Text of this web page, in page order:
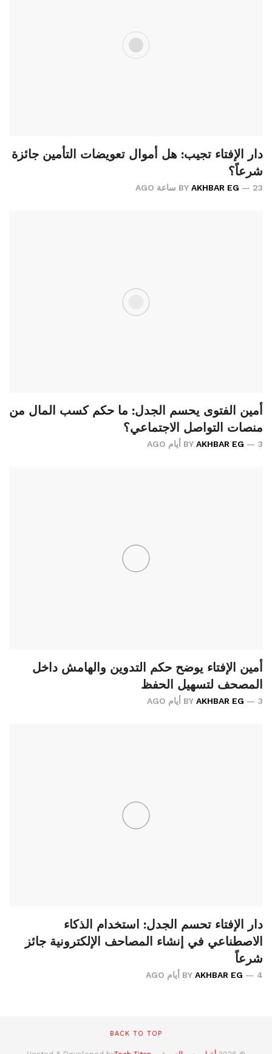
دار الإفتاء تجيب: هل أموال تعويضات التأمين جائزة
شرعاً؟
BY AKHBAR EG 23 ساعة AGO
أمين الفتوى يحسم الجدل: ما حكم كسب المال من
منصات التواصل الاجتماعي؟
BY AKHBAR EG 3 أيام AGO
أمين الإفتاء يوضح حكم التدوين والهامش داخل
المصحف لتسهيل الحفظ
BY AKHBAR EG 3 أيام AGO
دار الإفتاء تحسم الجدل: استخدام الذكاء
الاصطناعي في إنشاء المصاحف الإلكترونية جائز
شرعاً
BY AKHBAR EG 4 أيام AGO
BACK TO TOP